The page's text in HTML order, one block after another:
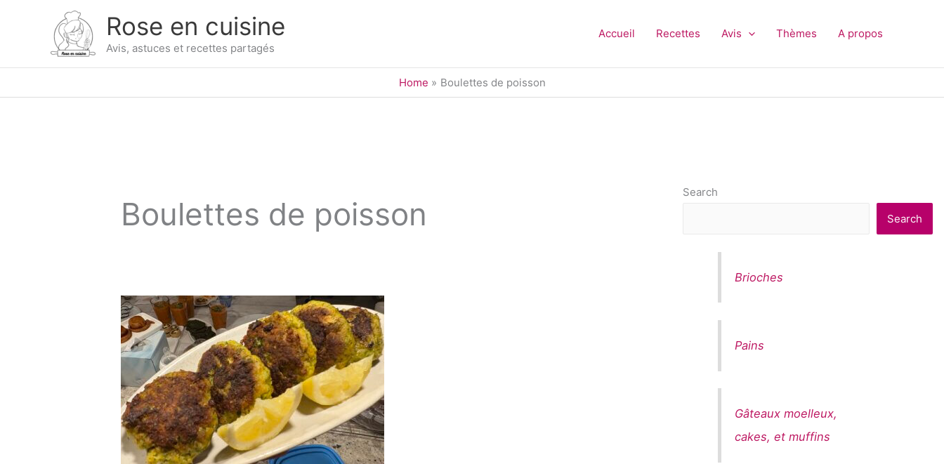
Rose en cuisine
Avis, astuces et recettes partagés
Accueil Recettes Avis Thèmes A propos
Home Boulettes de poisson
Boulettes de poisson
Search
Search
Brioches
Pains
Gâteaux moelleux,
cakes, et muffins